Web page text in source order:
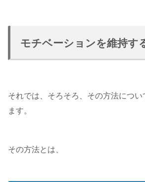
モチベーションを維持す
それでは、そろそろ、その方法につ
ます。
その方法とは、